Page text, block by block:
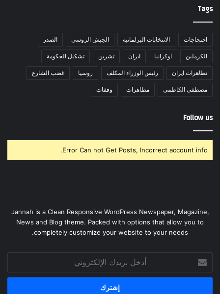
Tags
احتجاجات الانتخابات البرلمانية الجيش الروسي الصدر
الكرملين اوكرانيا ايران تشرين تشكيل الحكومة
تظاهرات ايران رئيس الوزراء المكلف روسيا غضب الشارع
مصطفى الكاظمي مظاهرات وقفات
Follow us
Error Can not Get Posts, Incorrect account info.
Jannah is a Clean Responsive WordPress Newspaper, Magazine,
News and Blog theme. Packed with options that allow you to
completely customize your website to your needs.
بريدك
الإلكتروني